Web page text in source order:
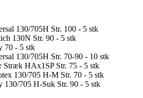
130/705H Str. 100 - 5 stk
130N Str. 90 - 5 stk
70 - 5 stk
130/705H Str. 70-90 - 10 stk
Stræk HAx1SP Str. 75 - 5 stk
130/705 H-M Str. 70 - 5 stk
130/705 H-Suk Str. 90 - 5 stk